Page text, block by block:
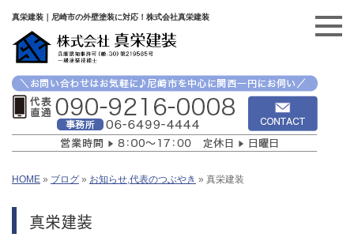
真栄建装｜尼崎市の外壁塗装に対応！株式会社真栄建装
HOME » ブログ » お知らせ,代表のつぶやき » 真栄建装
真栄建装